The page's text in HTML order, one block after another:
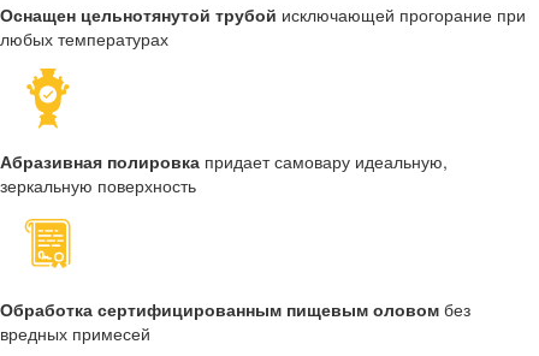
Оснащен цельнотянутой трубой исключающей прогорание при
любых температурах
Абразивная полировка придает самовару идеальную,
зеркальную поверхность
Обработка сертифицированным пищевым оловом без
вредных примесей